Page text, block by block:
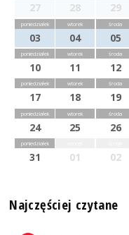
27 28 29
poniedziałek
03
wtorek
04
środa
05
poniedziałek
10
wtorek
11
środa
12
poniedziałek
17
wtorek
18
środa
19
poniedziałek
24
wtorek
25
środa
26
poniedziałek
31 01 02
Najczęściej czytane